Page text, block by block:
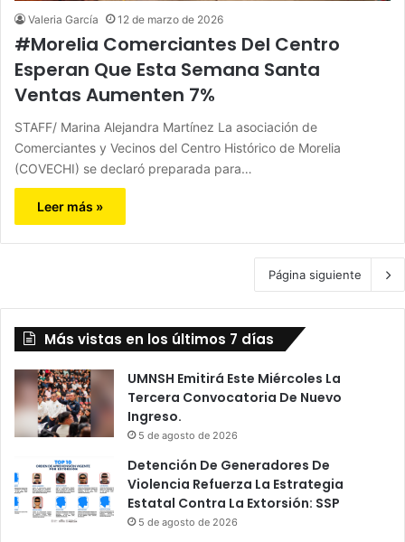
Valeria García 12 de marzo de 2026
#Morelia Comerciantes Del Centro
Esperan Que Esta Semana Santa
Ventas Aumenten 7%
STAFF/ Marina Alejandra Martínez La asociación de
Comerciantes y Vecinos del Centro Histórico de Morelia
(COVECHI) se declaró preparada para…
Leer más »
Página siguiente
Más vistas en los últimos 7 días
UMNSH Emitirá Este Miércoles La
Tercera Convocatoria De Nuevo
Ingreso.
5 de agosto de 2026
Detención De Generadores De
Violencia Refuerza La Estrategia
Estatal Contra La Extorsión: SSP
5 de agosto de 2026